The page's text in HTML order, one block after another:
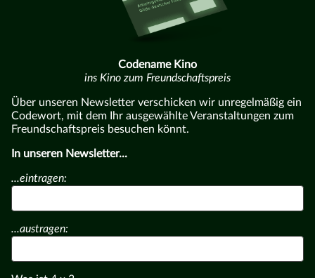
Codename Kino
ins Kino zum Freundschaftspreis
Über unseren Newsletter verschicken wir unregelmäßig ein
Codewort, mit dem Ihr ausgewählte Veranstaltungen zum
Freundschaftspreis besuchen könnt.
In unseren Newsletter...
...eintragen:
...austragen: